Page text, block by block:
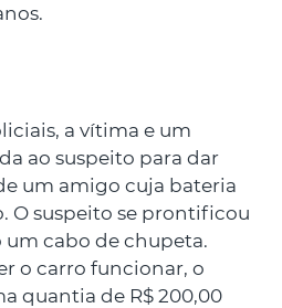
a vítima e um
ao suspeito para dar
um amigo cuja bateria
O suspeito se prontificou
cabo de chupeta.
o carro funcionar, o
quantia de R$ 200,00